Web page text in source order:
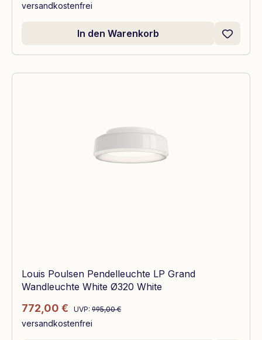
versandkostenfrei
In den Warenkorb
Louis Poulsen Pendelleuchte LP Grand
Wandleuchte White Ø320 White
Verkaufspreis:
772,00 € Regulärer Preis:
UVP: 995,00 €
versandkostenfrei